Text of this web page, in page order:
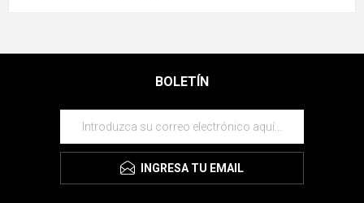
BOLETÍN
INGRESA TU EMAIL